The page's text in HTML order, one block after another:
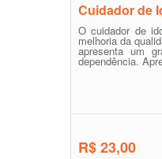
Cuidador de
O cuidador de
melhoria da
apresenta um
dependência.
R$ 23,00